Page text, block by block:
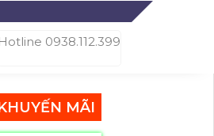
Hotline 0938.112.399
MÃI